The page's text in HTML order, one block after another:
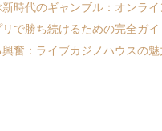
時代のギャンブル：オンラ
で勝ち続けるための完全ガ
奮：ライブカジノハウスの